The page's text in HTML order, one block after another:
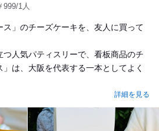
999/1人
」のチーズケーキを、友人に買って
人気パティスリーで、看板商品のチ
は、大阪を代表する一本としてよく
詳細を見る